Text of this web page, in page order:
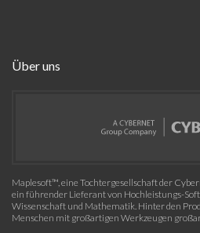
Über uns
Maplesoft™, eine Tochtergesellschaft der
ein führender Lieferant von Hochleistungs-
Wissenschaft und Mathematik. Hinter den
Menschen mit großartigen Werkzeugen